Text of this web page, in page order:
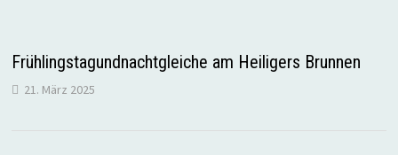
Frühlingstagundnachtgleiche am Heiligers Brunnen
21. März 2025